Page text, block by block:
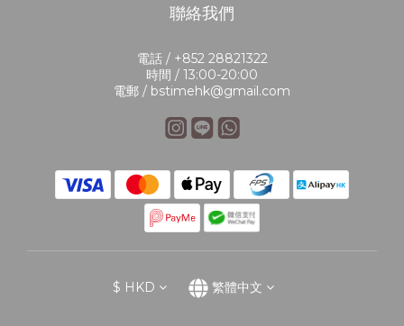
聯絡我們
電話 / +852 28821322
時間 / 13:00-20:00
電郵 / bstimehk@gmail.com
$ HKD 繁體中文